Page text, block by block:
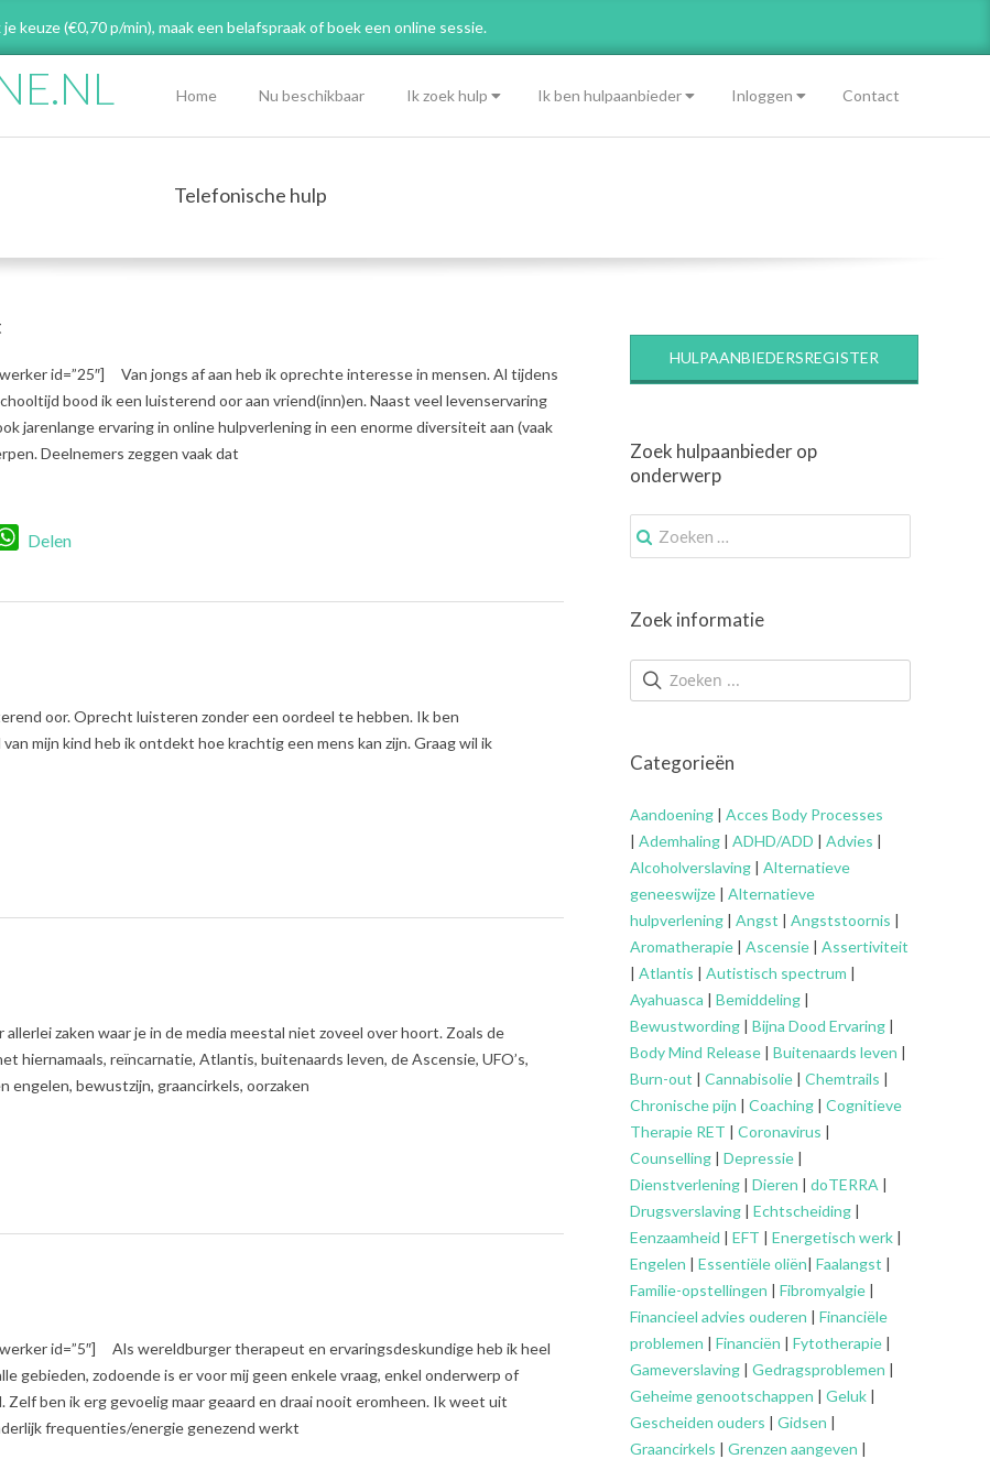
keuze (€0,70 p/min), maak een belafspraakof boek een online sessie.
Menu
Home Nu beschikbaar Ik zoek hulp Ik ben hulpaanbieder Inloggen Contact
Telefonische hulp
id=”25″] Van jongs af aan heb ik oprechte interesse in mensen. Al tijdens
bood ik een luisterend oor aan vriend(inn)en. Naast veel levenservaring
jarenlange ervaring in online hulpverlening in een enorme diversiteit aan (vaak
Deelnemers zeggen vaak dat
WhatsApp
Delen
oor. Oprecht luisteren zonder een oordeel te hebben. Ik ben
mijn kind heb ik ontdekt hoe krachtig een mens kan zijn. Graag wil ik
zaken waar je in de media meestal niet zoveel over hoort. Zoals de
hiernamaals, reïncarnatie, Atlantis, buitenaards leven, de Ascensie, UFO’s,
engelen, bewustzijn, graancirkels, oorzaken
id=”5″] Als wereldburger therapeut en ervaringsdeskundige heb ik heel
gebieden, zodoende is er voor mij geen enkele vraag, enkel onderwerp of
Zelf ben ik erg gevoelig maar geaard en draai nooit eromheen. Ik weet uit
frequenties/energie genezend werkt
HULPAANBIEDERSREGISTER
Zoek hulpaanbieder op
onderwerp
Zoek
naar:
Zoek informatie
Categorieën
Aandoening | Acces Body Processes
| Ademhaling | ADHD/ADD | Advies |
Alcoholverslaving | Alternatieve
geneeswijze | Alternatieve
hulpverlening | Angst | Angststoornis |
Aromatherapie | Ascensie | Assertiviteit
| Atlantis | Autistisch spectrum |
Ayahuasca | Bemiddeling |
Bewustwording | Bijna Dood Ervaring |
Body Mind Release | Buitenaards leven |
Burn-out | Cannabisolie | Chemtrails |
Chronische pijn | Coaching | Cognitieve
Therapie RET | Coronavirus |
Counselling | Depressie |
Dienstverlening | Dieren | doTERRA |
Drugsverslaving | Echtscheiding |
Eenzaamheid | EFT | Energetisch werk |
Engelen | Essentiële oliën| Faalangst |
Familie-opstellingen | Fibromyalgie |
Financieel advies ouderen | Financiële
problemen | Financiën | Fytotherapie |
Gameverslaving | Gedragsproblemen |
Geheime genootschappen | Geluk |
Gescheiden ouders | Gidsen |
Graancirkels | Grenzen aangeven |